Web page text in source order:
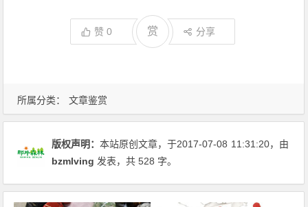
所属分类： 文章鉴赏
赞0 赏 分享
版权声明：本站原创文章，于2017-07-08 11:31:20，由
bzmlving 发表，共 528 字。